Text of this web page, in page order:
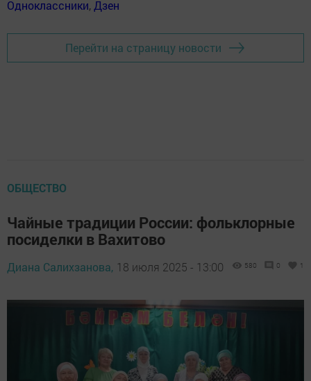
Одноклассники, Дзен
Перейти на страницу новости
ОБЩЕСТВО
Чайные традиции России: фольклорные
посиделки в Вахитово
Диана Салихзанова, 18 июля 2025 - 13:00 580 0 1